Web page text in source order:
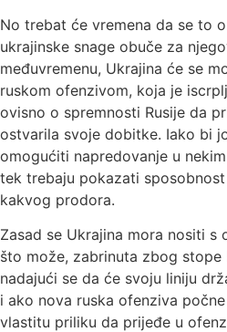
No trebat će vremena da se to
ukrajinske snage obuče za
međuvremenu, Ukrajina će se
ruskom ofenzivom, koja je
ovisno o spremnosti Rusije da
ostvarila svoje dobitke. Iako bi
omogućiti napredovanje u
tek trebaju pokazati
kakvog prodora.
Zasad se Ukrajina mora nositi s
što može, zabrinuta zbog
nadajući se da će svoju liniju
i ako nova ruska ofenziva
vlastitu priliku da prijeđe u